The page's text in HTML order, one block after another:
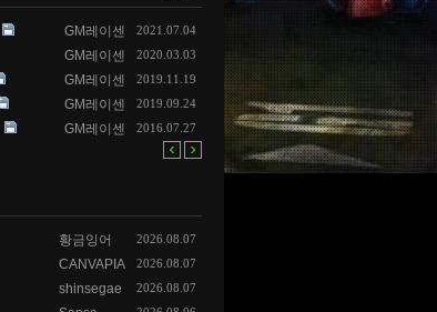
GM레이센 2021.07.04
GM레이센 2020.03.03
GM레이센 2019.11.19
GM레이센 2019.09.24
GM레이센 2016.07.27
황금잉어 2026.08.07
CANVAPIA 2026.08.07
shinsegae 2026.08.07